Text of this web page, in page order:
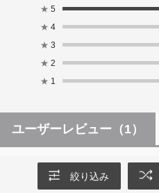
★ 5
★ 4
★ 3
★ 2
★ 1
ユーザーレビュー （1）
絞り込み